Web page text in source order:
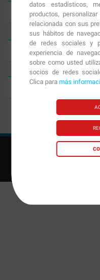
datos estadísticos,
productos,
relacionada con sus
sus hábitos de
de redes sociales y
experiencia de
sobre como usted
socios de redes
Clica paramás
Mejorar articulaciones
Mejorar la resistencia
Potenciar la recuperación
GAMA